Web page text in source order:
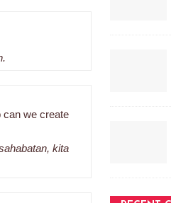
can we create
kita